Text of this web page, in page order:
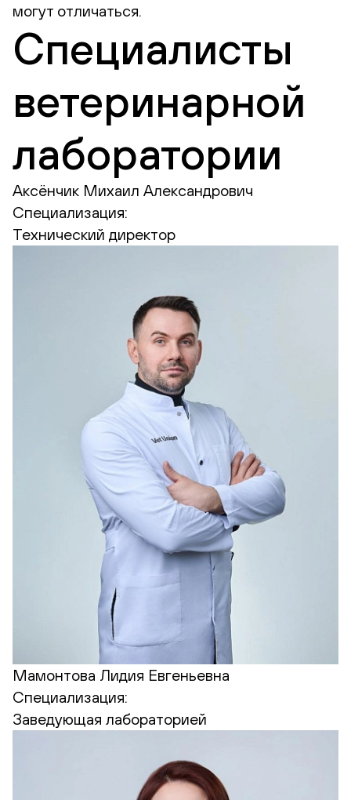
могут отличаться.
Специалисты
ветеринарной
лаборатории
Аксёнчик Михаил Александрович
Специализация:
Технический директор
Мамонтова Лидия Евгеньевна
Специализация:
Заведующая лабораторией